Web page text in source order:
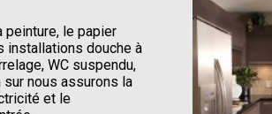
peinture, le papier
installations douche à
WC suspendu,
nous assurons la
et le